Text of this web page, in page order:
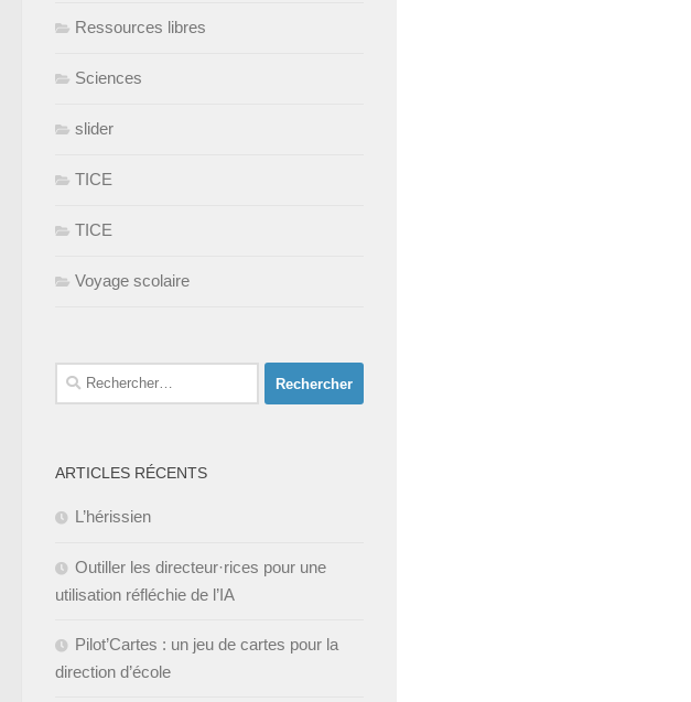
Ressources libres
Sciences
slider
TICE
TICE
Voyage scolaire
Rechercher :
ARTICLES RÉCENTS
L’hérissien
Outiller les directeur·rices pour une
utilisation réfléchie de l’IA
Pilot’Cartes : un jeu de cartes pour la
direction d’école